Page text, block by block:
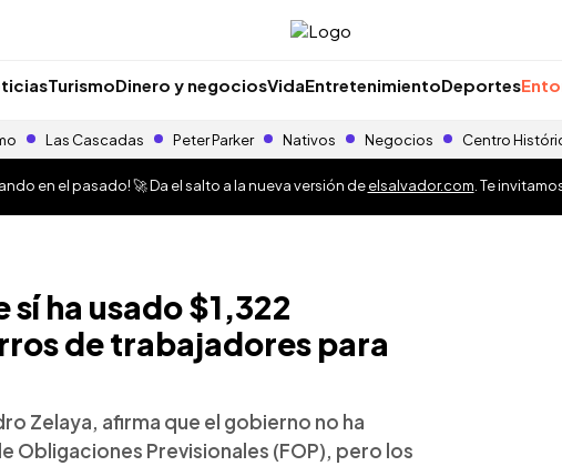
TurismoDinero y negociosVidaEntretenimientoDeportes
Las Cascadas Peter Parker Nativos Negocios Centro
en el pasado! 🚀 Da el salto a la nueva versión deelsalvador.com . Te
ha usado $1,322
de trabajadores para
Zelaya, afirma que el gobierno no ha
Obligaciones Previsionales (FOP), pero los